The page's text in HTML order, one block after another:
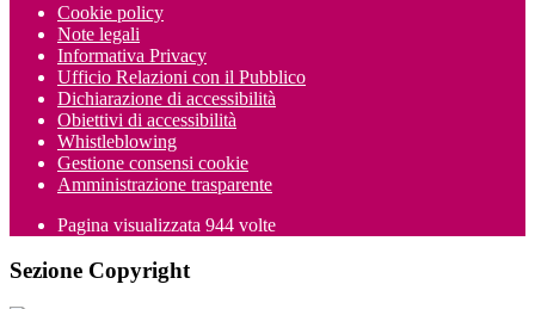
Cookie policy
Note legali
Informativa Privacy
Ufficio Relazioni con il Pubblico
Dichiarazione di accessibilità
Obiettivi di accessibilità
Whistleblowing
Gestione consensi cookie
Amministrazione trasparente
Pagina visualizzata 944 volte
Sezione Copyright